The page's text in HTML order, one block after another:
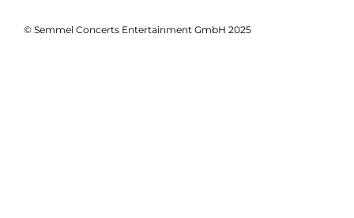
© Semmel Concerts Entertainment GmbH 2025